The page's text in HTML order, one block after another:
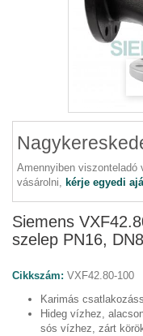
Amennyiben viszonteladó
vásárolni, kérje egyedi
Siemens
szelep PN16,
Cikkszám: VXF42.80-100
Karimás
Hideg vízhez,
sós vízhez, zárt